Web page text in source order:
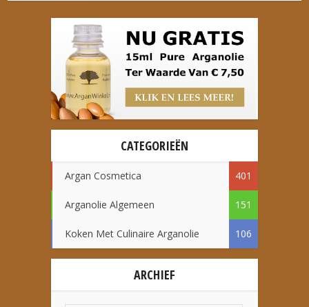
CATEGORIEËN
Argan Cosmetica 401
Arganolie Algemeen 151
Koken Met Culinaire Arganolie 106
ARCHIEF